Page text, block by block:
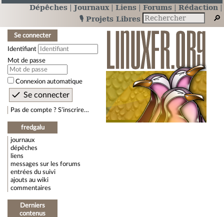
Dépêches Journaux Liens Forums
Rédaction
🎙️ Projets Libres
Se connecter
Identifiant
Mot de passe
Connexion automatique
Pas de compte ? S’inscrire…
fredgalu
journaux
dépêches
liens
messages sur les forums
entrées du suivi
ajouts au wiki
commentaires
Derniers
contenus